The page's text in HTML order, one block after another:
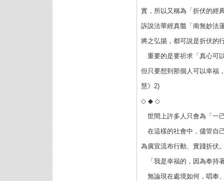
實，所以又稱為「折伏的經
訴說法華經真髓「南無妙法
將之弘揚，都可說是折伏的
重要的是要祈求「真心可
但只要想到那個人可以幸福
慧》2)
◇ ◆ ◇
世間上許多人只會為「一
在這樣的社會中，儘管自
為廣宣流布行動、實踐折伏
「我是幸福的，因為奉持
無論現在處境如何，唱奉